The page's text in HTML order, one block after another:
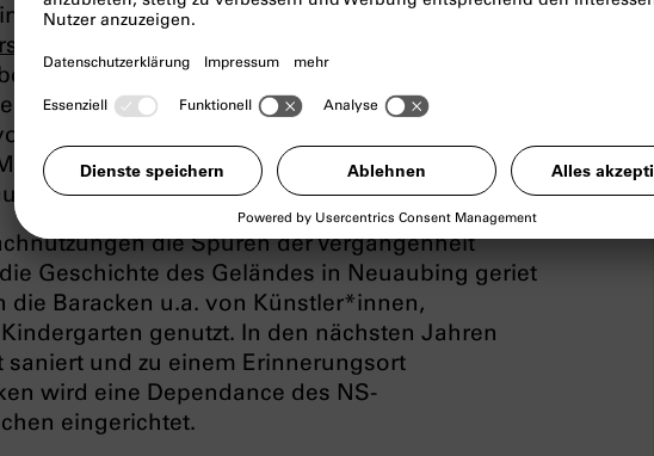
sind noch 8 Baracken eines
ehemaligen
aus unterschiedlichen Ländern
Ausbesserungswerk der Reichsbahn
insgesamt 30.000 Massenunterkünften im
Menschen wurden vom NS-Regime aus
die Spuren der Vergangenheit
Geschichte des Geländes in Neuaubing geriet
die Baracken u.a. von Künstler*innen,
genutzt. In den nächsten Jahren
und zu einem Erinnerungsort
wird eine Dependance des NS-
eingerichtet.